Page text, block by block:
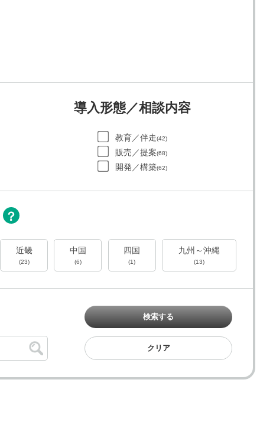
導入形態／相談内容
教育／伴走(42)
販売／提案(68)
開発／構築(62)
近畿
(23)
中国
(6)
四国
(1)
九州～沖縄
(13)
検索する
クリア